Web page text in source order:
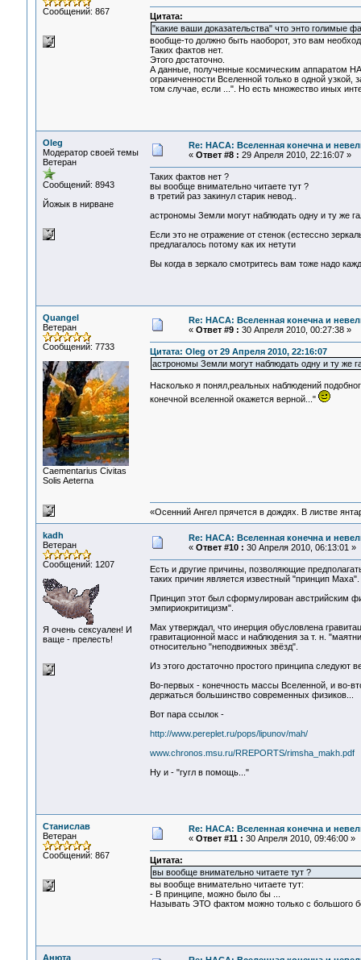
Сообщений: 867
Цитата:
"какие ваши доказательства" что энто голимые
вообще-то должно быть наоборот, это вам
Таких фактов нет.
Этого достаточно.
А данные, полученные космическим аппаратом
ограниченности Вселенной только в одной
том случае, если ...". Но есть множество иных
Oleg
Модератор своей темы
Ветеран
Сообщений: 8943
Йожык в нирване
Re: НАСА: Вселенная конечна и
« Ответ #8 : 29 Апреля 2010, 22:16:07 »
Таких фактов нет ?
вы вообще внимательно читаете тут ?
в третий раз закинул старик невод..
астрономы Земли могут наблюдать одну и ту же
Если это не отражение от стенок (естессно
предлагалось потому как их нетути
Вы когда в зеркало смотритесь вам тоже надо
Quangel
Ветеран
Сообщений: 7733
Сaementarius Civitas
Solis Aeterna
Re: НАСА: Вселенная конечна и
« Ответ #9 : 30 Апреля 2010, 00:27:38 »
Цитата: Oleg от 29 Апреля 2010, 22:16:07
астрономы Земли могут наблюдать одну и ту же
Насколько я понял,реальных наблюдений
конечной вселенной окажется верной..."
«Осенний Ангел прячется в дождях. В листве
kadh
Ветеран
Сообщений: 1207
Я очень сексуален! И
ваще - прелесть!
Re: НАСА: Вселенная конечна и
« Ответ #10 : 30 Апреля 2010, 06:13:01 »
Есть и другие причины, позволяющие
таких причин является известный "принцип Маха".
Принцип этот был сформулирован австрийским
эмпириокритицизм".
Мах утверждал, что инерция обусловлена
гравитационной масс и наблюдения за т. н.
относительно "неподвижных звёзд".
Из этого достаточно простого принципа следуют
Во-первых - конечность массы Вселенной, и во-
держаться большинство современных физиков...
Вот пара ссылок -
http://www.pereplet.ru/pops/lipunov/mah/
www.chronos.msu.ru/RREPORTS/rimsha_makh.pdf
Ну и - "гугл в помощь..."
Станислав
Ветеран
Сообщений: 867
Re: НАСА: Вселенная конечна и
« Ответ #11 : 30 Апреля 2010, 09:46:00 »
Цитата:
вы вообще внимательно читаете тут ?
вы вообще внимательно читаете тут:
- В принципе, можно было бы ...
Называть ЭТО фактом можно только с большого
Анюта